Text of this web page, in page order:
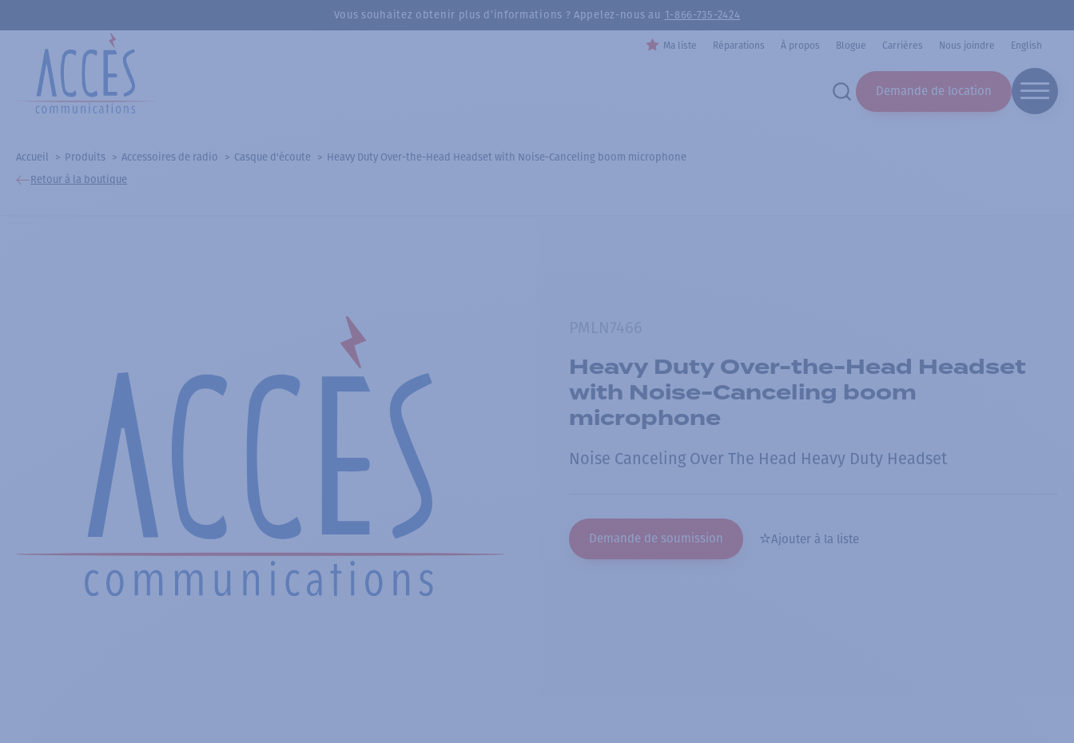
Vous souhaitez obtenir plus d’informations ? Appelez-nous au 1-866-735-2424
Ma liste Réparations À propos Blogue Carrières Nous joindre English
Demande de location
Accueil Produits Accessoires de radio Casque d'écoute
Heavy Duty Over-the-Head Headset with Noise-Canceling boom microphone
Retour à la boutique
Heavy Duty Over-the-Head Headset
with Noise-Canceling boom
microphone
Noise Canceling Over The Head Heavy Duty Headset
Demande de soumission Ajouter à la liste